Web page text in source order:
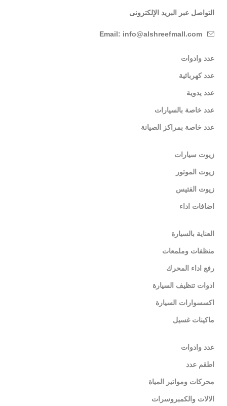
التواصل عبر البريد الإلكترونى
Email: info@alshreefmall.com
عدد وادوات
عدد كهربائية
عدد يدوية
عدد خاصة بالسيارات
عدد خاصة بمراكز الصيانة
زيوت سيارات
زيوت الموتور
زيوت الفتيس
اضافات اداء
العناية بالسيارة
منظفات وملمعات
رفع اداء المحرك
ادوات تنظيف السيارة
اكسسوارات السيارة
ماكينات غسيل
عدد وادوات
اطقم عدد
محركات ومواتير المياة
الالات والكمبروسرات